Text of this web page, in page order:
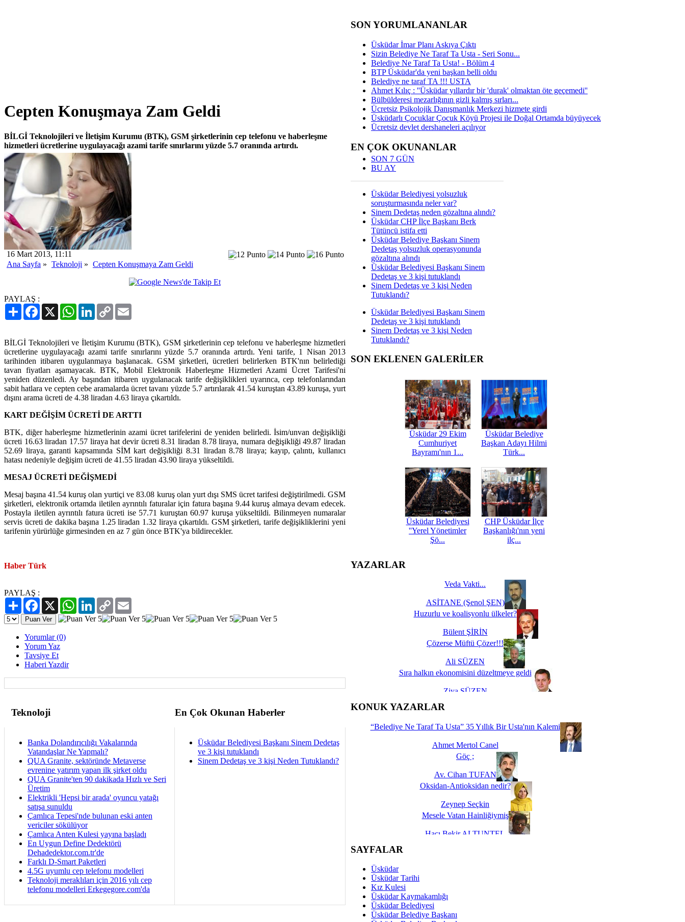
Cepten Konuşmaya Zam Geldi
BİLGİ Teknolojileri ve İletişim Kurumu (BTK), GSM şirketlerinin cep telefonu ve haberleşme
hizmetleri ücretlerine uygulayacağı azami tarife sınırlarını yüzde 5.7 oranında artırdı.
16 Mart 2013, 11:11
Ana Sayfa » Teknoloji » Cepten Konuşmaya Zam Geldi
PAYLAŞ :
PaylaşFacebook
X WhatsAppLinkedIn
Copy
Link
BİLGİ Teknolojileri ve İletişim Kurumu (BTK), GSM şirketlerinin cep telefonu ve haberleşme hizmetleri
ücretlerine uygulayacağı azami tarife sınırlarını yüzde 5.7 oranında artırdı. Yeni tarife, 1 Nisan 2013
tarihinden itibaren uygulanmaya başlanacak. GSM şirketleri, ücretleri belirlerken BTK'nın belirlediği
tavan fiyatları aşamayacak. BTK, Mobil Elektronik Haberleşme Hizmetleri Azami Ücret Tarifesi'ni
yeniden düzenledi. Ay başından itibaren uygulanacak tarife değişiklikleri uyarınca, cep telefonlarından
sabit hatlara ve cepten cebe aramalarda ücret tavanı yüzde 5.7 artırılarak 41.54 kuruştan 43.89 kuruşa, yurt
dışını arama ücreti de 4.38 liradan 4.63 liraya çıkartıldı.
KART DEĞİŞİM ÜCRETİ DE ARTTI
BTK, diğer haberleşme hizmetlerinin azami ücret tarifelerini de yeniden belirledi. İsim/unvan değişikliği
ücreti 16.63 liradan 17.57 liraya hat devir ücreti 8.31 liradan 8.78 liraya, numara değişikliği 49.87 liradan
52.69 liraya, garanti kapsamında SİM kart değişikliği 8.31 liradan 8.78 liraya; kayıp, çalıntı, kullanıcı
hatası nedeniyle değişim ücreti de 41.55 liradan 43.90 liraya yükseltildi.
MESAJ ÜCRETİ DEĞİŞMEDİ
Mesaj başına 41.54 kuruş olan yurtiçi ve 83.08 kuruş olan yurt dışı SMS ücret tarifesi değiştirilmedi. GSM
şirketleri, elektronik ortamda iletilen ayrıntılı faturalar için fatura başına 9.44 kuruş almaya devam edecek.
Postayla iletilen ayrıntılı fatura ücreti ise 57.71 kuruştan 60.97 kuruşa yükseltildi. Bilinmeyen numaralar
servis ücreti de dakika başına 1.25 liradan 1.32 liraya çıkartıldı. GSM şirketleri, tarife değişikliklerini yeni
tarifenin yürürlüğe girmesinden en az 7 gün önce BTK'ya bildirecekler.
Haber Türk
PAYLAŞ :
PaylaşFacebook
X WhatsAppLinkedIn
Copy
Link
Yorumlar (0)
Yorum Yaz
Tavsiye Et
Haberi Yazdir
Teknoloji En Çok Okunan Haberler
Banka Dolandırıcılığı Vakalarında
Vatandaşlar Ne Yapmalı?
QUA Granite, sektöründe Metaverse
evrenine yatırım yapan ilk şirket oldu
QUA Granite'ten 90 dakikada Hızlı ve Seri
Üretim
Elektrikli 'Hepsi bir arada' oyuncu yatağı
satışa sunuldu
Çamlıca Tepesi'nde bulunan eski anten
vericiler sökülüyor
Çamlıca Anten Kulesi yayına başladı
En Uygun Define Dedektörü
Dehadedektor.com.tr'de
Farklı D-Smart Paketleri
4.5G uyumlu cep telefonu modelleri
Teknoloji meraklıları için 2016 yılı cep
telefonu modelleri Erkegegore.com'da
Üsküdar Belediyesi Başkanı Sinem Dedetaş
ve 3 kişi tutuklandı
Sinem Dedetaş ve 3 kişi Neden Tutuklandı?
SON YORUMLANANLAR
Üsküdar İmar Planı Askıya Çıktı
Sizin Belediye Ne Taraf Ta Usta - Seri Sonu...
Belediye Ne Taraf Ta Usta! - Bölüm 4
BTP Üsküdar'da yeni başkan belli oldu
Belediye ne taraf TA !!! USTA
Ahmet Kılıç : ''Üsküdar yıllardır bir 'durak' olmaktan öte geçemedi''
Bülbülderesi mezarlığının gizli kalmış sırları...
Ücretsiz Psikolojik Danışmanlık Merkezi hizmete girdi
Üsküdarlı Çocuklar Çocuk Köyü Projesi ile Doğal Ortamda büyüyecek
Ücretsiz devlet dershaneleri açılıyor
EN ÇOK OKUNANLAR
SON 7 GÜN
BU AY
Üsküdar Belediyesi yolsuzluk
soruşturmasında neler var?
Sinem Dedetaş neden gözaltına alındı?
Üsküdar CHP İlçe Başkanı Berk
Tütüncü istifa etti
Üsküdar Belediye Başkanı Sinem
Dedetaş yolsuzluk operasyonunda
gözaltına alındı
Üsküdar Belediyesi Başkanı Sinem
Dedetaş ve 3 kişi tutuklandı
Sinem Dedetaş ve 3 kişi Neden
Tutuklandı?
Üsküdar Belediyesi Başkanı Sinem
Dedetaş ve 3 kişi tutuklandı
Sinem Dedetaş ve 3 kişi Neden
Tutuklandı?
SON EKLENEN GALERİLER
Üsküdar 29 Ekim
Cumhuriyet
Bayramı'nın 1...
Üsküdar Belediye
Başkan Adayı Hilmi
Türk...
Üsküdar Belediyesi
''Yerel Yönetimler
Şö...
CHP Üsküdar İlçe
Başkanlığı'nın yeni
ilç...
YAZARLAR
Veda Vakti...
ASİTANE (Şenol ŞEN)
Huzurlu ve koalisyonlu ülkeler?
Bülent ŞİRİN
Çözerse Müftü Çözer!!!
Ali SÜZEN
Sıra halkın ekonomisini düzeltmeye geldi
Ziya SÜZEN
İşte Biz buyuz...
KONUK YAZARLAR
“Belediye Ne Taraf Ta Usta” 35 Yıllık Bir Usta'nın Kalemi
Ahmet Mertol Canel
Göç ;
Av. Cihan TUFAN
Oksidan-Antioksidan nedir?
Zeynep Seçkin
Mesele Vatan Hainliğiymiş
Hacı Bekir ALTUNTEL
Dünya Fani, Ama Kısa Bir Süre De Olsa Burdayız
Savaş ŞENEL
Hukukun Adaleti Kalmadı Üstadım!
SAYFALAR
Üsküdar
Üsküdar Tarihi
Kız Kulesi
Üsküdar Kaymakamlığı
Üsküdar Belediyesi
Üsküdar Belediye Başkanı